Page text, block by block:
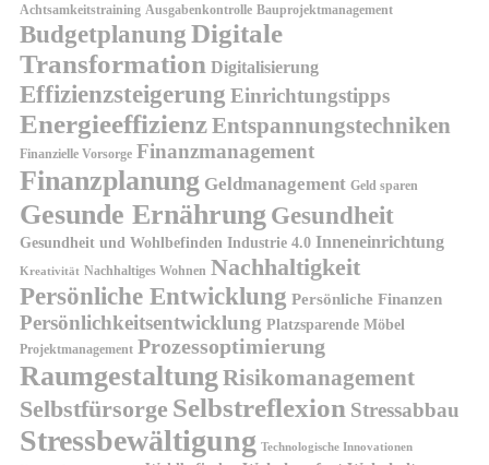
Achtsamkeitstraining Ausgabenkontrolle Bauprojektmanagement
BudgetplanungDigitale
Transformation Digitalisierung
Effizienzsteigerung Einrichtungstipps
EnergieeffizienzEntspannungstechniken
Finanzielle Vorsorge Finanzmanagement
Finanzplanung Geldmanagement Geld sparen
Gesunde Ernährung Gesundheit
Gesundheit und Wohlbefinden Industrie 4.0 Inneneinrichtung
Kreativität Nachhaltiges Wohnen Nachhaltigkeit
Persönliche Entwicklung Persönliche Finanzen
Persönlichkeitsentwicklung Platzsparende Möbel
Projektmanagement Prozessoptimierung
Raumgestaltung Risikomanagement
Selbstfürsorge Selbstreflexion Stressabbau
Stressbewältigung Technologische Innovationen